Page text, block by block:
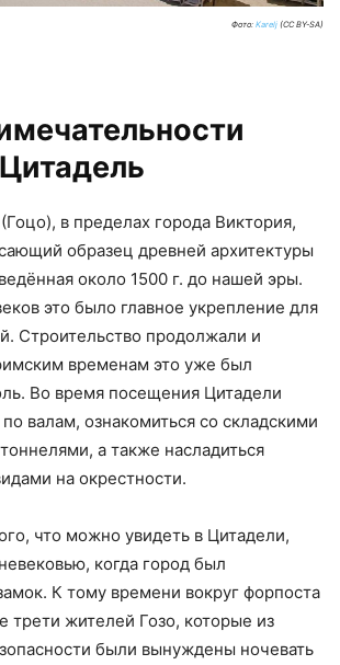
Фото: Karelj (CC BY-SA)
в пределах города Виктория,
образец древней архитектуры
около 1500 г. до нашей эры.
это было главное укрепление для
Строительство продолжали и
временам это уже был
Во время посещения Цитадели
валам, ознакомиться со складскими
а также насладиться
на окрестности.
что можно увидеть в Цитадели,
когда город был
К тому времени вокруг форпоста
трети жителей Гозо, которые из
были вынуждены ночевать